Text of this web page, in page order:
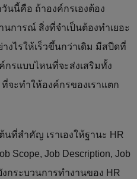
นนี้คือ ถ้าองค์กรเองต้อง
การณ์ สิ่งที่จำเป็นต้องทำเยอะ
งไรให้เร็วขึ้นกว่าเดิม มีสปีดที่
กรแบบไหนที่จะส่งเสริมทั้ง
จะทำให้องค์กรของเราแตก
นที่สำคัญ เราเองให้ฐานะ HR
Scope, Job Description, Job
งกระบวนการทำงานของ HR